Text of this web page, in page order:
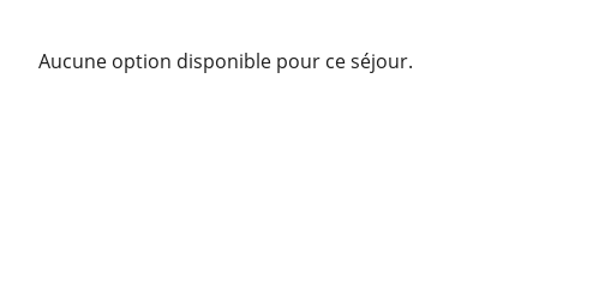
Aucune option disponible pour ce séjour.